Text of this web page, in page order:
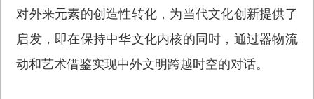
对外来元素的创造性转化，为当代文化创新提供了
启发，即在保持中华文化内核的同时，通过器物流
动和艺术借鉴实现中外文明跨越时空的对话。